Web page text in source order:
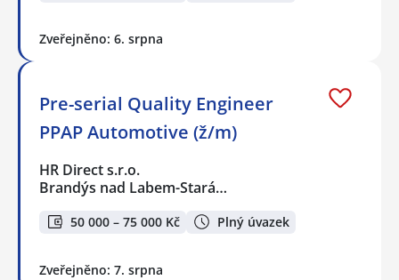
Zveřejněno: 6. srpna
Pre-serial Quality Engineer
PPAP Automotive (ž/m)
HR Direct s.r.o.
Brandýs nad Labem-Stará…
50 000 – 75 000 Kč Plný úvazek
Zveřejněno: 7. srpna